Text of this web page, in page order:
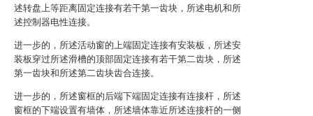
述转盘上等距离固定连接有若干第一齿块，所述电机和所
述控制器电性连接。
进一步的，所述活动窗的上端固定连接有安装板，所述安
装板穿过所述滑槽的顶部固定连接有若干第二齿块，所述
第一齿块和所述第二齿块齿合连接。
进一步的，所述窗框的后端下端固定连接有连接杆，所述
窗框的下端设置有墙体，所述墙体靠近所述连接杆的一侧